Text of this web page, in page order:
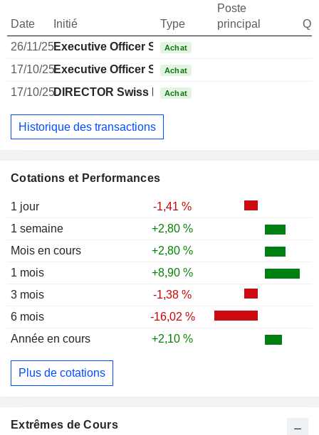
Cotations et Performances
1 jour
-1,41 %
1 semaine
+2,80 %
Mois en cours
+2,80 %
1 mois
+8,90 %
3 mois
-1,38 %
6 mois
-16,02 %
Année en cours
+2,10 %
Plus de cotations
Extrêmes de Cours
Date Initié Type
Poste
principal
26/11/25Executive Officer Swiss
Achat
17/10/25Executive Officer Swiss
Achat
17/10/25DIRECTOR Swiss Non EXECUTIVE
Achat
Historique des transactions